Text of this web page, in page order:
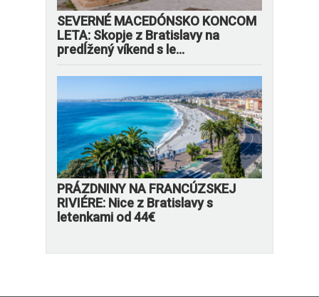
SEVERNÉ MACEDÓNSKO KONCOM
LETA: Skopje z Bratislavy na
predĺžený víkend s le...
PRÁZDNINY NA FRANCÚZSKEJ
RIVIÉRE: Nice z Bratislavy s
letenkami od 44€